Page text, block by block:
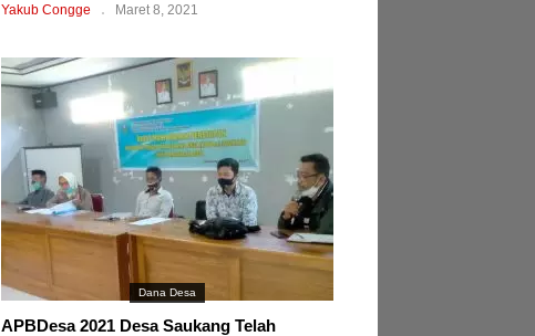
Yakub Congge Maret 8, 2021
Dana Desa
APBDesa 2021 Desa Saukang Telah